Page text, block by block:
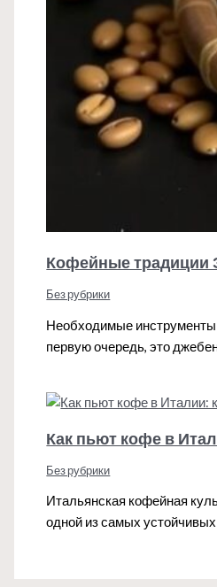
Кофейные традиции
Без рубрики
Необходимые
первую очередь, это
Как пьют кофе в
Без рубрики
Итальянская кофейная
одной из самых